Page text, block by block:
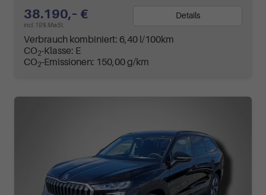
38.190,– €
incl. 19% MwSt.
Details
Verbrauch kombiniert: 6,40 l/100km
CO2-Klasse: E
CO2-Emissionen: 150,00 g/km